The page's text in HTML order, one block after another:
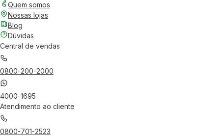
Quem somos
Nossas lojas
Blog
Dúvidas
Central de vendas
0800-200-2000
4000-1695
Atendimento ao cliente
0800-701-2523